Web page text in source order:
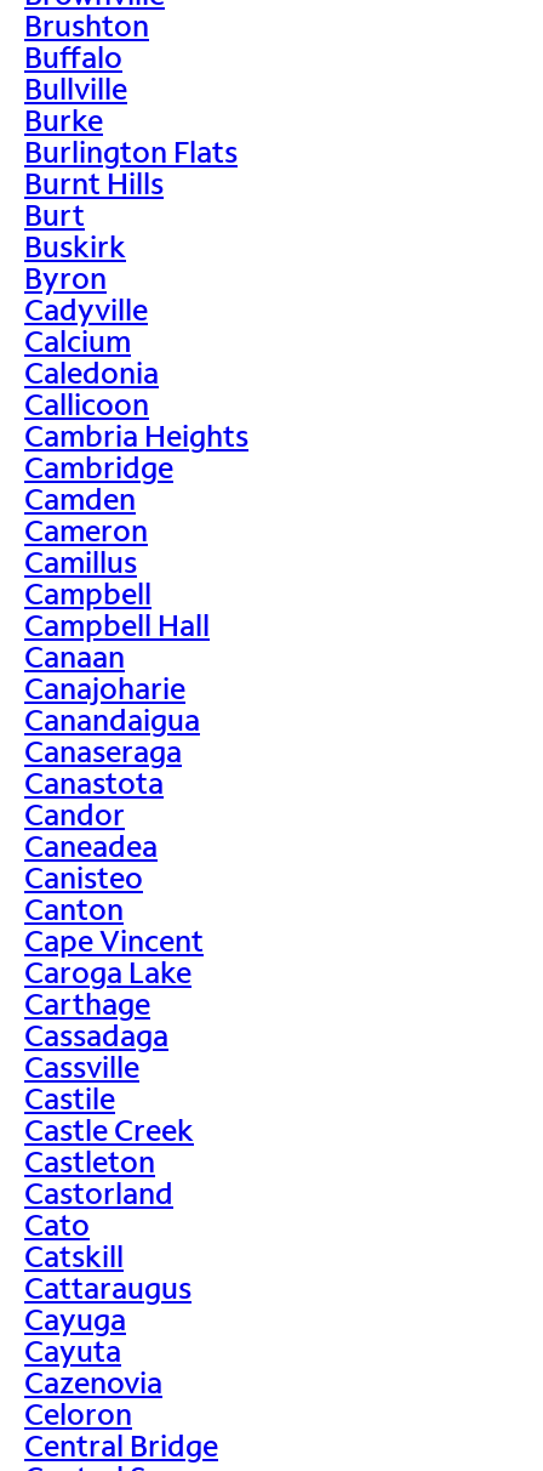
Brushton
Buffalo
Bullville
Burke
Burlington Flats
Burnt Hills
Burt
Buskirk
Byron
Cadyville
Calcium
Caledonia
Callicoon
Cambria Heights
Cambridge
Camden
Cameron
Camillus
Campbell
Campbell Hall
Canaan
Canajoharie
Canandaigua
Canaseraga
Canastota
Candor
Caneadea
Canisteo
Canton
Cape Vincent
Caroga Lake
Carthage
Cassadaga
Cassville
Castile
Castle Creek
Castleton
Castorland
Cato
Catskill
Cattaraugus
Cayuga
Cayuta
Cazenovia
Celoron
Central Bridge